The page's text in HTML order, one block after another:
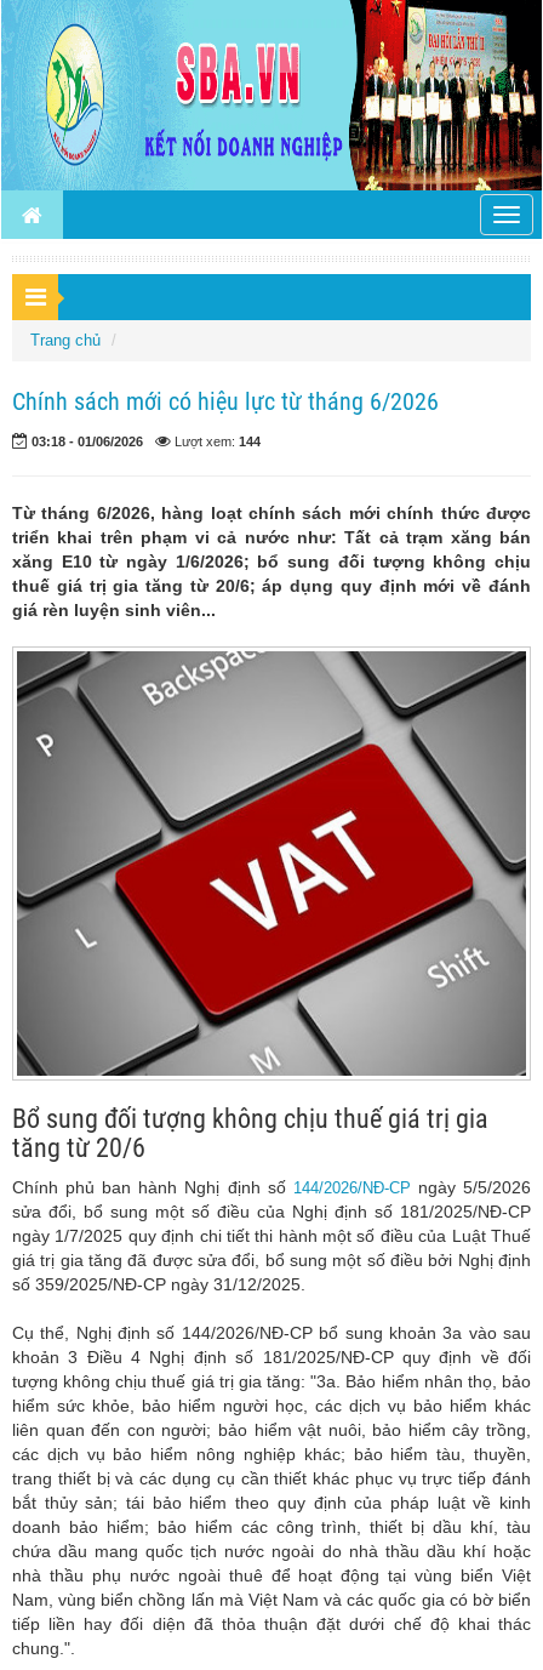
Trang chủ
Chính sách mới có hiệu lực từ tháng 6/2026
03:18 - 01/06/2026 Lượt xem: 144
Từ tháng 6/2026, hàng loạt chính sách mới chính thức được
triển khai trên phạm vi cả nước như: Tất cả trạm xăng bán
xăng E10 từ ngày 1/6/2026; bổ sung đối tượng không chịu
thuế giá trị gia tăng từ 20/6; áp dụng quy định mới về đánh
giá rèn luyện sinh viên...
Bổ sung đối tượng không chịu thuế giá trị gia
tăng từ 20/6
Chính phủ ban hành Nghị định số 144/2026/NĐ-CP ngày 5/5/2026
sửa đổi, bổ sung một số điều của Nghị định số 181/2025/NĐ-CP
ngày 1/7/2025 quy định chi tiết thi hành một số điều của Luật Thuế
giá trị gia tăng đã được sửa đổi, bổ sung một số điều bởi Nghị định
số 359/2025/NĐ-CP ngày 31/12/2025.
Cụ thể, Nghị định số 144/2026/NĐ-CP bổ sung khoản 3a vào sau
khoản 3 Điều 4 Nghị định số 181/2025/NĐ-CP quy định về đối
tượng không chịu thuế giá trị gia tăng: "3a. Bảo hiểm nhân thọ, bảo
hiểm sức khỏe, bảo hiểm người học, các dịch vụ bảo hiểm khác
liên quan đến con người; bảo hiểm vật nuôi, bảo hiểm cây trồng,
các dịch vụ bảo hiểm nông nghiệp khác; bảo hiểm tàu, thuyền,
trang thiết bị và các dụng cụ cần thiết khác phục vụ trực tiếp đánh
bắt thủy sản; tái bảo hiểm theo quy định của pháp luật về kinh
doanh bảo hiểm; bảo hiểm các công trình, thiết bị dầu khí, tàu
chứa dầu mang quốc tịch nước ngoài do nhà thầu dầu khí hoặc
nhà thầu phụ nước ngoài thuê để hoạt động tại vùng biển Việt
Nam, vùng biển chồng lấn mà Việt Nam và các quốc gia có bờ biển
tiếp liền hay đối diện đã thỏa thuận đặt dưới chế độ khai thác
chung.".